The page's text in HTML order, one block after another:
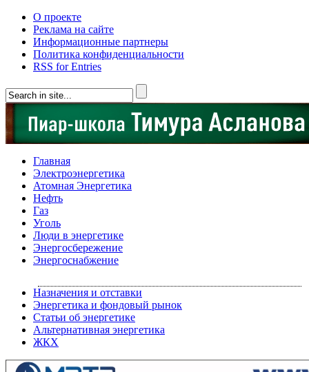
О проекте
Реклама на сайте
Информационные партнеры
Политика конфиденциальности
RSS for Entries
Главная
Электроэнергетика
Атомная Энергетика
Нефть
Газ
Уголь
Люди в энергетике
Энергосбережение
Энергоснабжение
Назначения и отставки
Энергетика и фондовый рынок
Статьи об энергетике
Альтернативная энергетика
ЖКХ